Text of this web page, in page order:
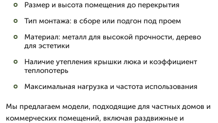
Размер и высота помещения до перекрытия
Тип монтажа: в сборе или подгон под проем
Материал: металл для высокой прочности, дерево
для эстетики
Наличие утепления крышки люка и коэффициент
теплопотерь
Максимальная нагрузка и частота использования
Мы предлагаем модели, подходящие для частных домов и
коммерческих помещений, включая раздвижные и